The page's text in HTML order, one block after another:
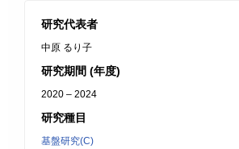
研究代表者
中原 るり子
研究期間 (年度)
2020 – 2024
研究種目
基盤研究(C)